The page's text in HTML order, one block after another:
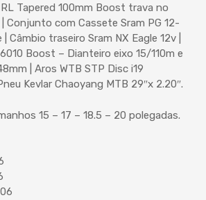
Tapered 100mm Boost trava no
Conjunto com Cassete Sram PG 12-
Câmbio traseiro Sram NX Eagle 12v |
Boost – Dianteiro eixo 15/110m e
| Aros WTB STP Disc i19
Kevlar Chaoyang MTB 29″x 2.20″.
15 – 17 – 18.5 – 20 polegadas.